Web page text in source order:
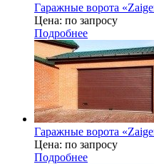
Гаражные ворота
Цена: по запросу
Подробнее
Гаражные ворота
Цена: по запросу
Подробнее